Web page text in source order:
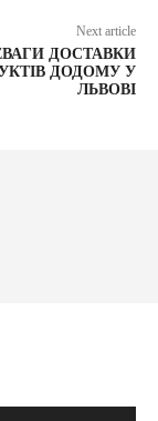
Next article
ДОСТАВКИ
ДОДОМУ У
ЛЬВОВІ